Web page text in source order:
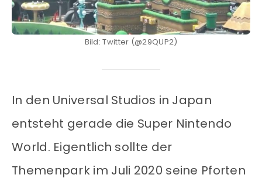
Bild: Twitter (@29QUP2)
In den Universal Studios in Japan
entsteht gerade die Super Nintendo
World. Eigentlich sollte der
Themenpark im Juli 2020 seine Pforten